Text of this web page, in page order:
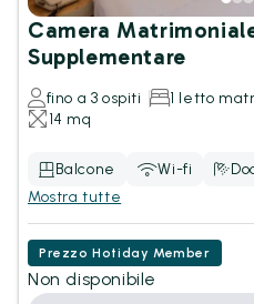
Camera
Supplementare
fino a 3 ospiti
1 letto
14 mq
Balcone Wi-fi
Mostra tutte
Prezzo Hotiday Member
Non disponibile